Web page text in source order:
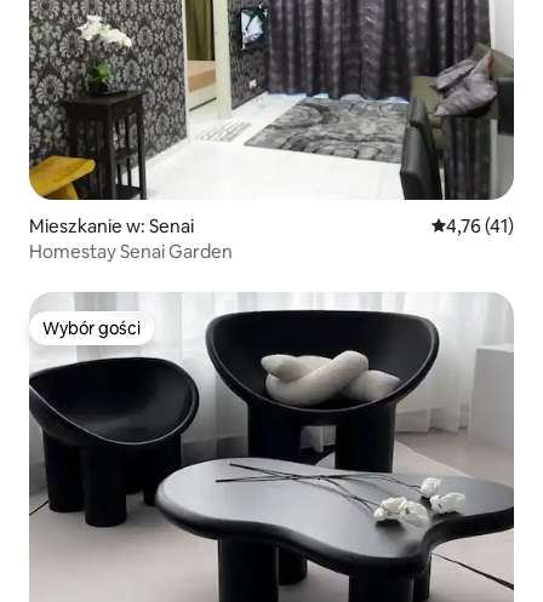
Mieszkanie w: Senai Średnia
4,76 (41)
Homestay Senai Garden
Wybór gości
Wybór gości